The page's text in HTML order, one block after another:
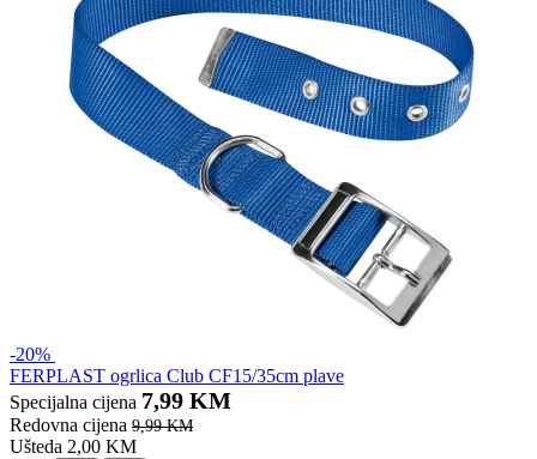
-20%
FERPLAST ogrlica Club CF15/35cm plave
Specijalna cijena 7,99 KM
Redovna cijena 9,99 KM
Ušteda 2,00 KM